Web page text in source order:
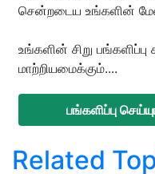
சென்றடைய உங்களின்
உங்களின் சிறு
மாற்றியமைக்கும்....
பங்களிப்பு
Related